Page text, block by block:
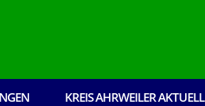
KREIS AHRWEILER AKTUELL